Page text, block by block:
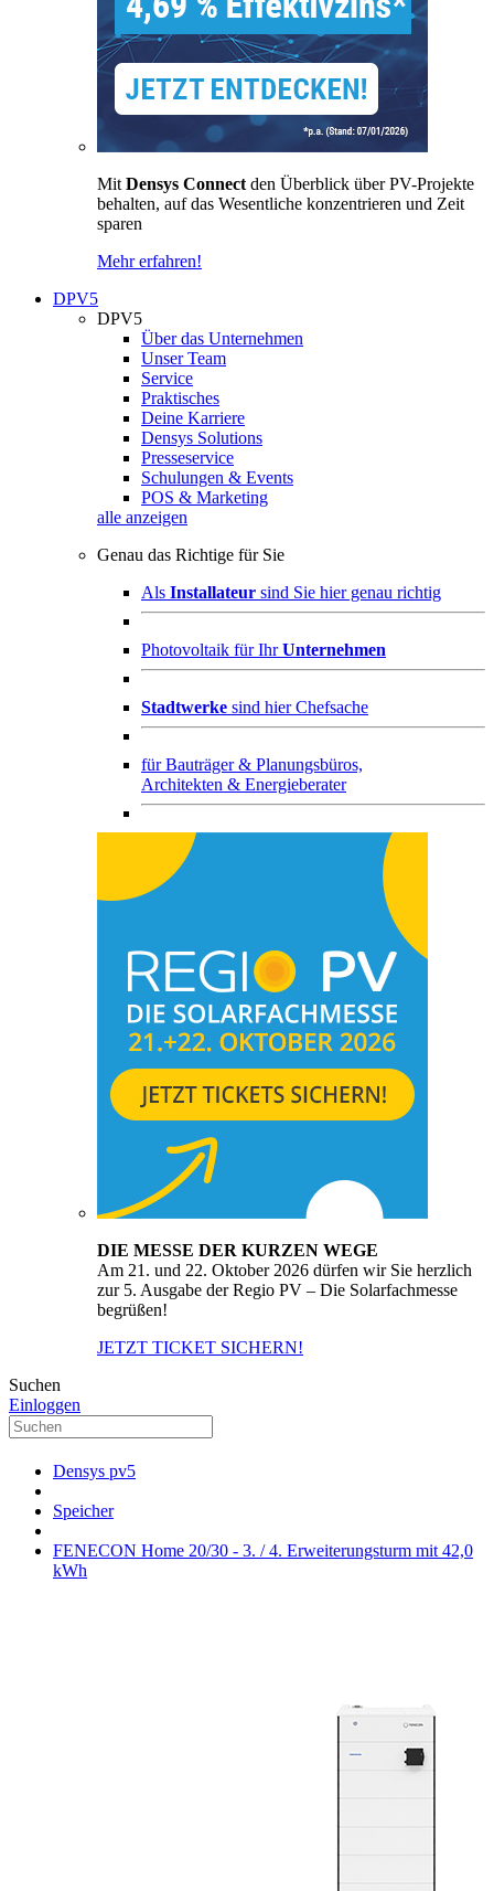
Mit Densys Connect den Überblick über PV-Projekte
behalten, auf das Wesentliche konzentrieren und Zeit
sparen
Mehr erfahren!
DPV5
DPV5
Über das Unternehmen
Unser Team
Service
Praktisches
Deine Karriere
Densys Solutions
Presseservice
Schulungen & Events
POS & Marketing
alle anzeigen
Genau das Richtige für Sie
Als Installateur sind Sie hier genau richtig
Photovoltaik für IhrUnternehmen
Stadtwerke sind hier Chefsache
fürBauträger & Planungsbüros,
Architekten & Energieberater
DIE MESSE DER KURZEN WEGE
Am 21. und 22. Oktober 2026 dürfen wir Sie herzlich
zur 5. Ausgabe der Regio PV – Die Solarfachmesse
begrüßen!
JETZT TICKET SICHERN!
Suchen
Einloggen
Densys pv5
Speicher
FENECON Home 20/30 - 3. / 4. Erweiterungsturm mit 42,0
kWh